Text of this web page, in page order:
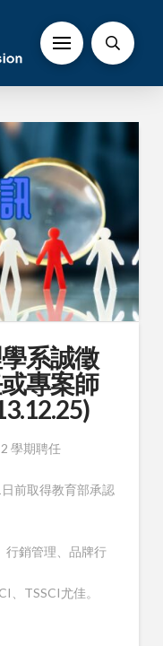
系誠徵
專案師
學期聘任
前取得教育部承認
行銷管理、品牌行
、TSSCI尤佳。